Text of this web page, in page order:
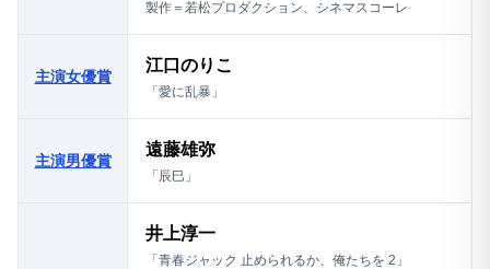
製作＝若松プロダクション、シネマスコーレ
主演女優賞
江口のりこ
「愛に乱暴」
主演男優賞
遠藤雄弥
「辰巳」
井上淳一
「青春ジャック 止められるか、俺たちを 2」